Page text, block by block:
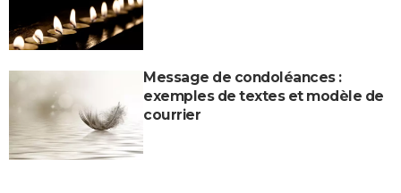
Message de condoléances :
exemples de textes et modèle de
courrier